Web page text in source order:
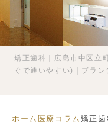
矯正歯科｜広島市中区立
ぐで通いやすい)｜ブラ
ホーム 医療コラム 矯正歯